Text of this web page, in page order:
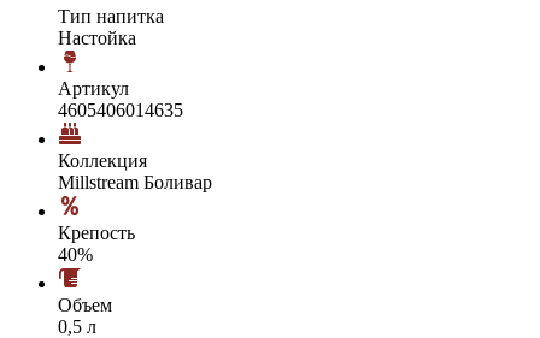
Тип напитка
Настойка
Артикул
4605406014635
Коллекция
Millstream Боливар
Крепость
40%
Объем
0,5 л